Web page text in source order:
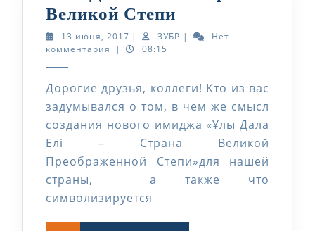
Великой Степи
Дала
Страна
Великой
Степи
13 июня, 2017 13
июня,
| ЗУБР ЗУБР
|
Нет
комментария
| 08:15
Дорогие друзья, коллеги! Кто из вас
задумывался о том, в чем же смысл
создания нового имиджа «Ұлы Дала
Елі – Страна Великой
Преображенной Степи»для нашей
страны, а также что
символизируется